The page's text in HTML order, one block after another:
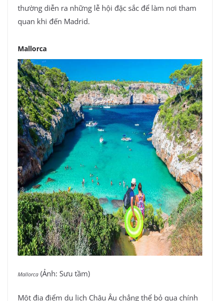
thường diễn ra những lễ hội đặc sắc để làm nơi tham
quan khi đến Madrid.
Mallorca
Mallorca (Ảnh: Sưu tầm)
Một địa điểm du lịch Châu Âu chẳng thể bỏ qua chính